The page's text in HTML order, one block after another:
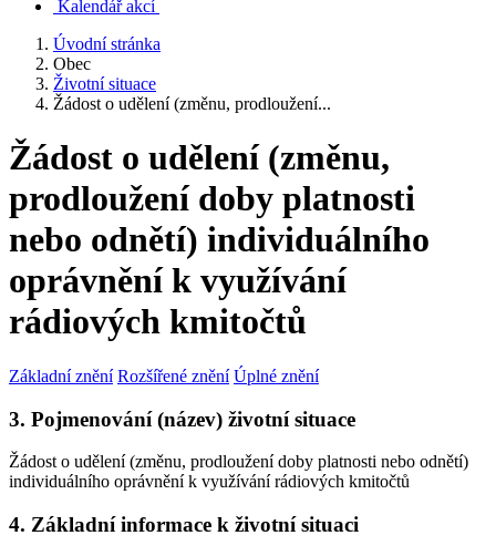
Kalendář akcí
Úvodní stránka
Obec
Životní situace
Žádost o udělení (změnu, prodloužení...
Žádost o udělení (změnu,
prodloužení doby platnosti
nebo odnětí) individuálního
oprávnění k využívání
rádiových kmitočtů
Základní znění Rozšířené znění Úplné znění
3. Pojmenování (název) životní situace
Žádost o udělení (změnu, prodloužení doby platnosti nebo odnětí)
individuálního oprávnění k využívání rádiových kmitočtů
4. Základní informace k životní situaci